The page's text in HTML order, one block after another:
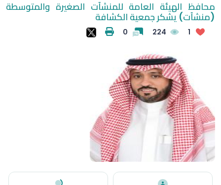
محافظ الهيئة العامة للمنشآت الصغيرة والمتوسطة
(منشآت) يشكر جمعية الكشافة
1
224
0